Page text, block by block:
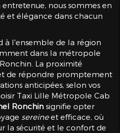
nous sommes en
et élégance dans chacun
à l'ensemble de la région
dans la métropole
La proximité
de répondre promptement
anticipées, selon vos
Taxi Lille Métropole Cab
Ronchin signifie opter
sereineet efficace, où
la sécurité et le confort de